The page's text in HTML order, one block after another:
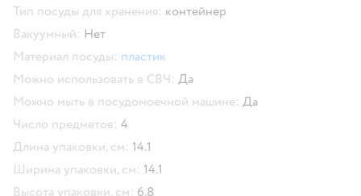
Тип посуды для хранения: контейнер
Вакуумный: Нет
Материал посуды: пластик
Можно использовать в СВЧ: Да
Можно мыть в посудомоечной машине: Да
Число предметов: 4
Длина упаковки, см: 14.1
Ширина упаковки, см: 14.1
Высота упаковки, см: 6.8